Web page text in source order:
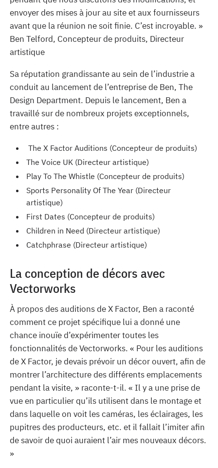
envoyer des mises à jour au site et aux fournisseurs
avant que la réunion ne soit finie. C’est incroyable. »
Ben Telford, Concepteur de produits, Directeur
artistique
Sa réputation grandissante au sein de l’industrie a
conduit au lancement de l’entreprise de Ben, The
Design Department. Depuis le lancement, Ben a
travaillé sur de nombreux projets exceptionnels,
entre autres :
The X Factor Auditions (Concepteur de produits)
The Voice UK (Directeur artistique)
Play To The Whistle (Concepteur de produits)
Sports Personality Of The Year (Directeur
artistique)
First Dates (Concepteur de produits)
Children in Need (Directeur artistique)
Catchphrase (Directeur artistique)
La conception de décors avec
Vectorworks
À propos des auditions de X Factor, Ben a raconté
comment ce projet spécifique lui a donné une
chance inouïe d’expérimenter toutes les
fonctionnalités de Vectorworks. « Pour les auditions
de X Factor, je devais prévoir un décor ouvert, afin de
montrer l’architecture des différents emplacements
pendant la visite, » raconte-t-il. « Il y a une prise de
vue en particulier qu’ils utilisent dans le montage et
dans laquelle on voit les caméras, les éclairages, les
pupitres des producteurs, etc. et il fallait l’imiter afin
de savoir de quoi auraient l’air mes nouveaux décors.
»